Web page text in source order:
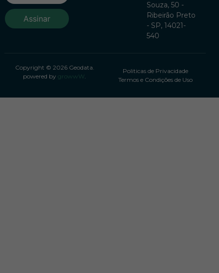
Assinar
Souza, 50 -
Ribeirão Preto
- SP, 14021-
540
Copyright © 2026 Geodata.
powered bygrowwW
Politicas de Privacidade
Termos e Condições de Uso